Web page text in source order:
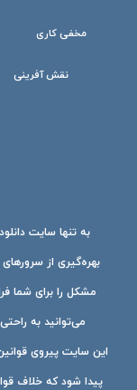
مخفی کاری
نقش آفرینی
به تنها سایت
بهره‌گیری از
مشکل را برای شما
می‌توانید به
این سایت پیروی
پیدا شود که خلاف